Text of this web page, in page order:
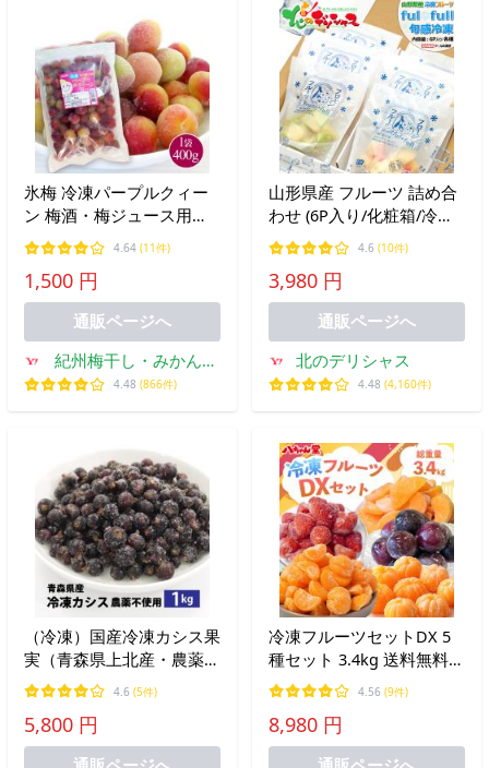
氷梅 冷凍パープルクィー
ン 梅酒・梅ジュース用
400g 〜冷凍梅 紀州産小梅
パープルクイーン
4.64 (11件)
1,500 円
通販ページへ
紀州梅干し・みかんの
JAわかやま(紀南)
4.48 (866件)
山形県産 フルーツ 詰め合
わせ (6P入り/化粧箱/冷凍)
個包装 冷凍フルーツ フロ
ーズンフルーツ お中元 ギ
フト 贈り物 お祝い 果物
フルーツ 爆買 お取り寄せ
4.6 (10件)
3,980 円
通販ページへ
北のデリシャス
4.48 (4,160件)
（冷凍）国産冷凍カシス果
実（青森県上北産・農薬不
使用）約1kg
4.6 (5件)
5,800 円
冷凍フルーツセットDX 5
種セット 3.4kg 送料無料
みかん 不知火 あまおう ひ
とくち 苺 冷凍みかん 巨峰
フルーツ 果物 冷凍 国産
八ちゃん堂 rv お中元
4.56 (9件)
8,980 円